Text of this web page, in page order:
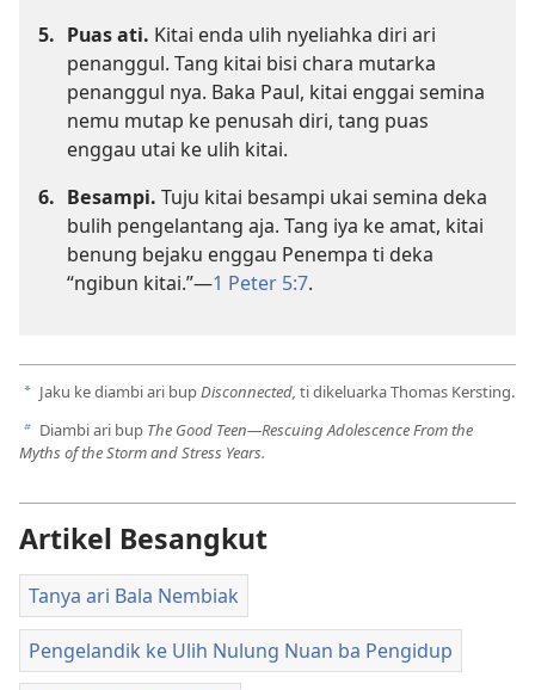
5. Puas ati. Kitai enda ulih nyeliahka diri ari
penanggul. Tang kitai bisi chara mutarka
penanggul nya. Baka Paul, kitai enggai semina
nemu mutap ke penusah diri, tang puas
enggau utai ke ulih kitai.
6. Besampi. Tuju kitai besampi ukai semina deka
bulih pengelantang aja. Tang iya ke amat, kitai
benung bejaku enggau Penempa ti deka
“ngibun kitai.”—1 Peter 5:7.
a Jaku ke diambi ari bupDisconnected, ti dikeluarka Thomas Kersting.
b Diambi ari bup The Good Teen—Rescuing Adolescence From the
Myths of the Storm and Stress Years.
Artikel Besangkut
Tanya ari Bala Nembiak
Pengelandik ke Ulih Nulung Nuan ba Pengidup